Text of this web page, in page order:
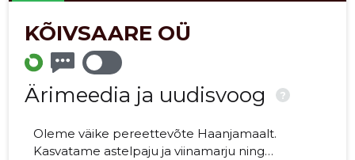
KÕIVSAARE OÜ
Ärimeedia ja uudisvoog ?
Oleme väike pereettevõte Haanjamaalt.
Kasvatame astelpaju ja viinamarju ning